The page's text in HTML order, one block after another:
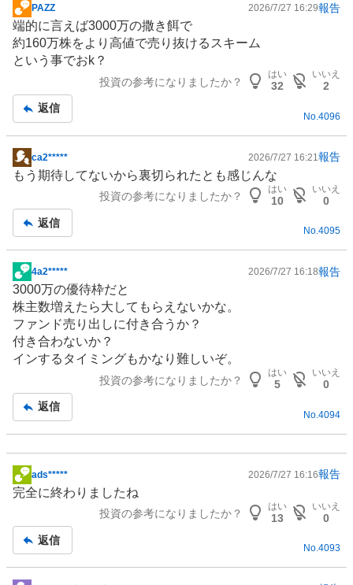
掲
示
板
記
PAZZ 2026/7/27 16:29報告
端的に言えば3000万の撒き餌で
約160万株をより高値で売り抜けるスキーム
という事でおk？
投資の参考になりましたか？
はい
32
いいえ
2
返信
No. 4096
掲
示
事
ca2***** 2026/7/27 16:21 報告
もう期待してないから裏切られたとも感じんな
投資の参考になりましたか？
はい
10
いいえ
0
返信
No.4095
掲
示
板
記
事
4a2***** 2026/7/27 16:18報告
3000万の優待枠だと
株主数増えたら大してもらえないかな。
ファンド売り出しに付き合うか？
付き合わないか？
インするタイミングもかなり難しいぞ。
投資の参考になりましたか？
はい
5
いいえ
0
返信
No. 4094
掲
示
事
ads***** 2026/7/27 16:16報告
完全に終わりましたね
投資の参考になりましたか？
はい
13
いいえ
0
返信
No.4093